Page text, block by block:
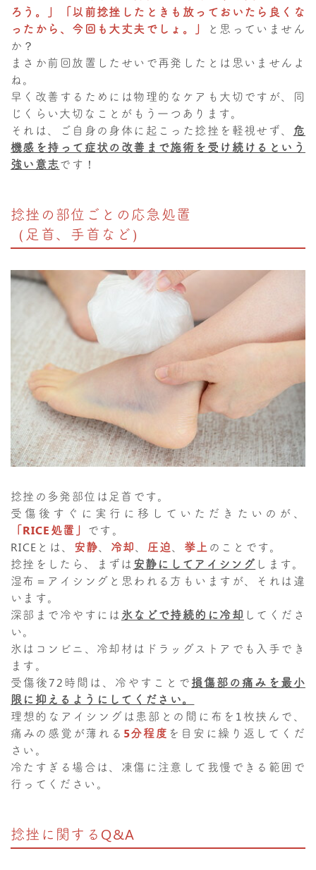
ろう。」「以前捻挫したときも放っておいたら良くな
ったから、今回も大丈夫でしょ。」
と思っていません
か？
まさか前回放置したせいで再発したとは思いませんよ
ね。
早く改善するためには物理的なケアも大切ですが、同
じくらい大切なことがもう一つあります。
それは、ご自身の身体に起こった捻挫を軽視せず、 危
機感を持って症状の改善まで施術を受け続けるという
強い意志です！
捻挫の部位ごとの応急処置
（足首、手首など）
捻挫の多発部位は足首です。
受傷後すぐに実行に移していただきたいのが、
「RICE処置」 です。
RICEとは、 安静、 冷却、 圧迫、 挙上のことです。
捻挫をしたら、まずは 安静にしてアイシング します。
湿布＝アイシングと思われる方もいますが、それは違
います。
深部まで冷やすには 氷などで持続的に冷却 してくださ
い。
氷はコンビニ、冷却材はドラッグストアでも入手でき
ます。
受傷後72時間は、冷やすことで損傷部の痛みを最小
限に抑えるようにしてください。
理想的なアイシングは患部との間に布を1枚挟んで、
痛みの感覚が薄れる 5分程度 を目安に繰り返してくだ
さい。
冷たすぎる場合は、凍傷に注意して我慢できる範囲で
行ってください。
捻挫に関するQ&A